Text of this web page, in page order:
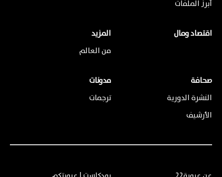
أبرز الملفات
اقتصاد ومال
المزيد
من العالم
صحافة
النشرة الدورية
الأرشيف
مدونات
ترجمات